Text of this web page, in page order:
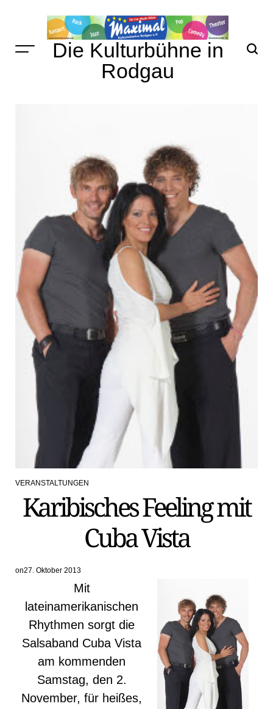
to
content
Die Kulturbühne in
Rodgau
POSTED
VERANSTALTUNGEN
Karibisches Feeling mit
Cuba Vista
on27. Oktober 2013
Mit
lateinamerikanischen
Rhythmen sorgt die
Salsaband Cuba Vista
am kommenden
Samstag, den 2.
November, für heißes,